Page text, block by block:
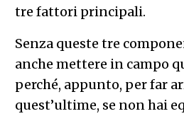
tre fattori principali.
Senza queste tre
anche mettere in campo
perché, appunto, per far
quest’ultime, se non hai